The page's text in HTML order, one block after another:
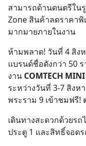
Search
สามารถด้านดนตรีใน
Zone สินค้าลดราคาพิ
มากมายภายในงาน
ห้ามพลาด! วันที่ 4 สิง
แบรนด์ชื่อดังกว่า 50
งาน COMTECH MINI
ระหว่างวันที่ 3-7 สิง
พระราม 9 เข้าชมฟรี!
เดินทางสะดวกด้วยร
ประตู 1 และสิทธิ์จอด